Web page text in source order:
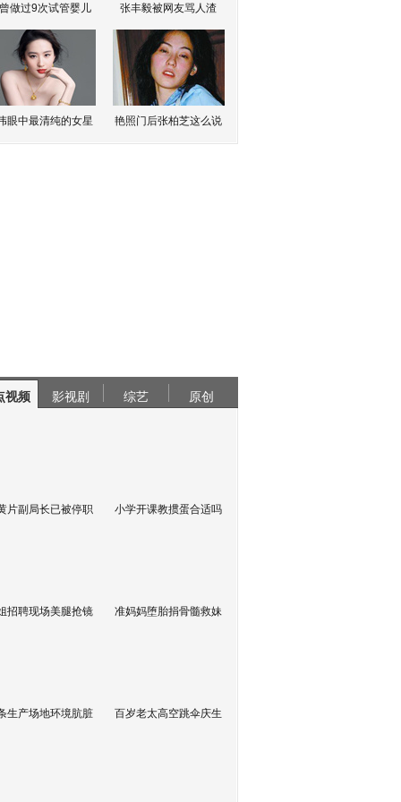
做过9次试管婴儿 张丰毅被网友骂人渣
眼中最清纯的女星 艳照门后张柏芝这么说
视频 影视剧 综艺 原创
片副局长已被停职 小学开课教掼蛋合适吗
招聘现场美腿抢镜 准妈妈堕胎捐骨髓救妹
生产场地环境肮脏 百岁老太高空跳伞庆生